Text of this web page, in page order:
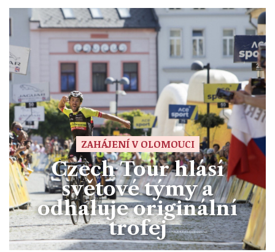
ZAHÁJENÍ V OLOMOUCI
Czech Tour hlásí
světové týmy a
odhaluje originální
trofej